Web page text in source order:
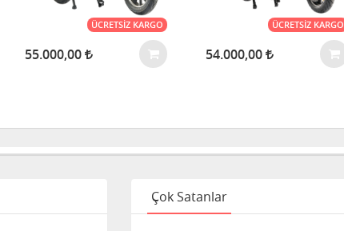
ÜCRETSIZ KARGO
55.000,00
ÜCRETSIZ KARGO
54.000,00
Çok Satanlar